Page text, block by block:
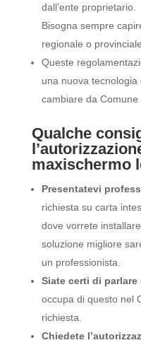
dall’ente proprietario.
Bisogna sempre
regionale o provinciale.
Queste
una nuova
cambiare da Comune
Qualche
maxischermo
Presentatevi
richiesta su carta
dove vorrete
soluzione migliore
un professionista.
Siate certi di
occupa di questo nel
richiesta.
Chiedete